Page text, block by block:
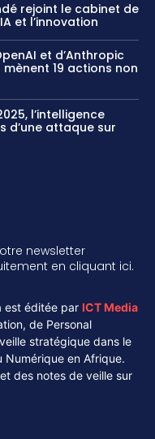
rejoint le cabinet de
et l’innovation
et d’Anthropic
19 actions non
l’intelligence
d’une attaque sur
newsletter
en cliquant ici.
est éditée par ICT Media
de Personal
stratégique dans le
Numérique en Afrique.
des notes de veille sur